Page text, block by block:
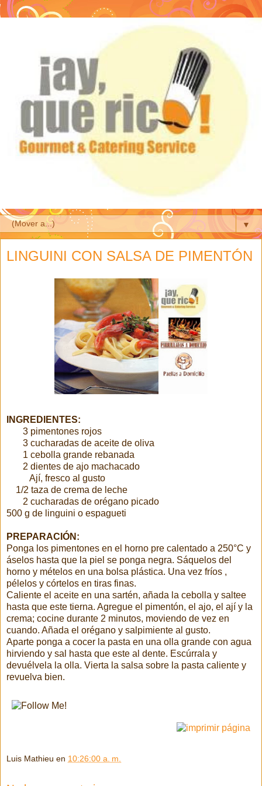
▼
LINGUINI CON SALSA DE PIMENTÓN
INGREDIENTES:
3 pimentones rojos
3 cucharadas de aceite de oliva
1 cebolla grande rebanada
2 dientes de ajo machacado
Ají, fresco al gusto
1/2 taza de crema de leche
2 cucharadas de orégano picado
500 g de linguini o espagueti
PREPARACIÓN:
Ponga los pimentones en el horno pre calentado a 250°C y
áselos hasta que la piel se ponga negra. Sáquelos del
horno y mételos en una bolsa plástica. Una vez fríos ,
pélelos y córtelos en tiras finas.
Caliente el aceite en una sartén, añada la cebolla y saltee
hasta que este tierna. Agregue el pimentón, el ajo, el ají y la
crema; cocine durante 2 minutos, moviendo de vez en
cuando. Añada el orégano y salpimiente al gusto.
Aparte ponga a cocer la pasta en una olla grande con agua
hirviendo y sal hasta que este al dente. Escúrrala y
devuélvela la olla. Vierta la salsa sobre la pasta caliente y
revuelva bien.
Luis Mathieu en 10:26:00 a. m.